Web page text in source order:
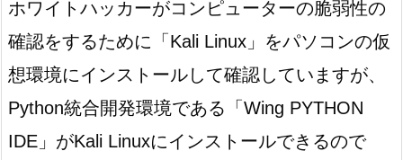
ホワイトハッカーがコンピューターの脆弱性の
確認をするために「Kali Linux」をパソコンの仮
想環境にインストールして確認していますが、
Python統合開発環境である「Wing PYTHON
IDE」がKali Linuxにインストールできるので